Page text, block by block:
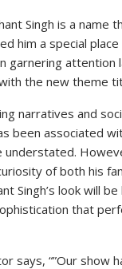
Singh is a
him a special
garnering
the new theme
narratives and
been associated
of both his
Singh’s look will
that
says, “”Our show